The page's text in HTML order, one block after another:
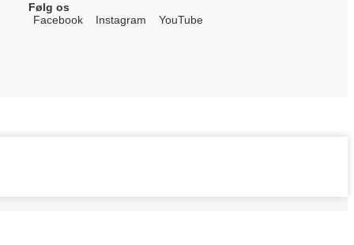
Følg os
Facebook
Instagram YouTube